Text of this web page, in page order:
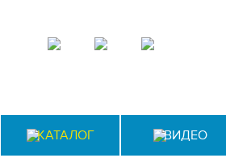
КАТАЛОГ ВИДЕО